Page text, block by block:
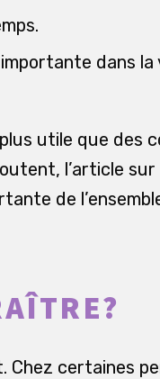
dans la
utile que des
l’article sur
de
Chez certaines